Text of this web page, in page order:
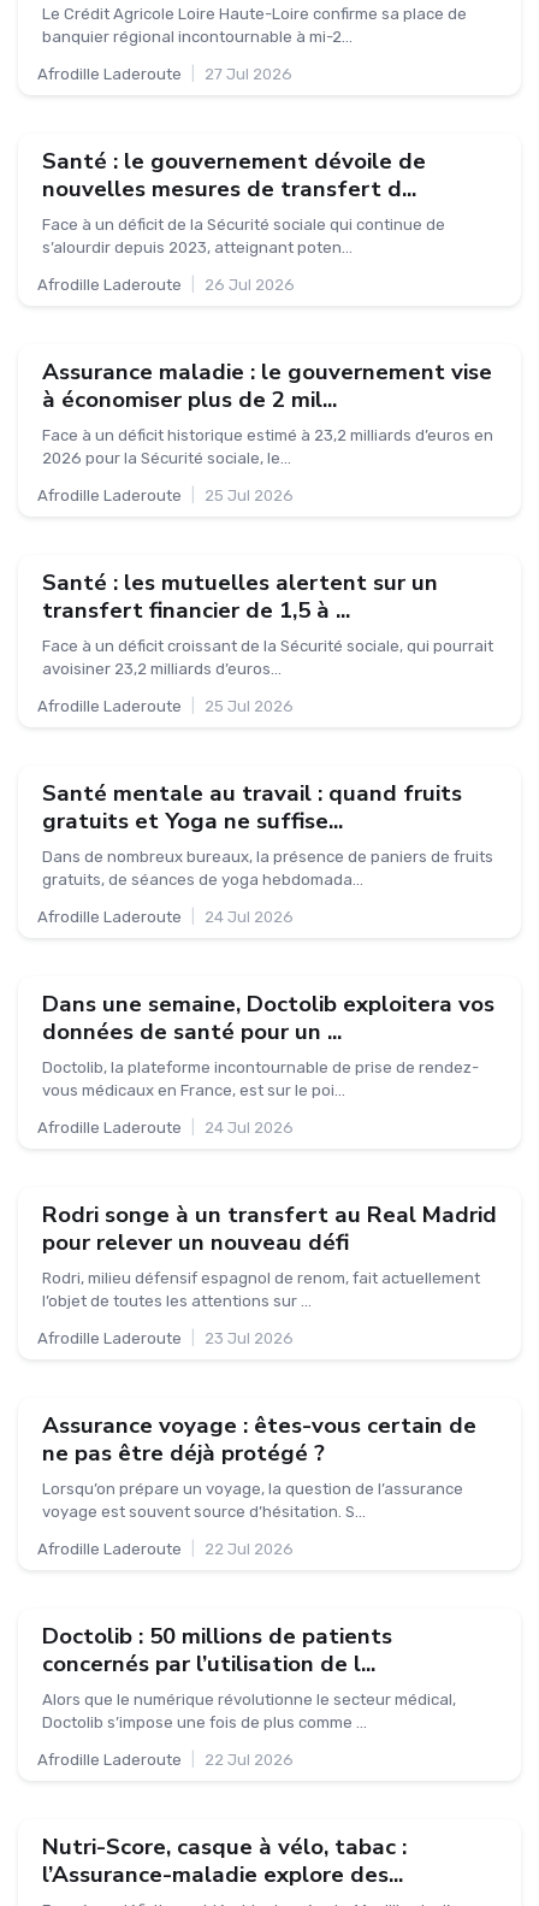
Le Crédit Agricole Loire Haute-Loire confirme sa place de
banquier régional incontournable à mi-2...
Afrodille Laderoute 27 Jul 2026
Santé : le gouvernement dévoile de
nouvelles mesures de transfert d...
Face à un déficit de la Sécurité sociale qui continue de
s’alourdir depuis 2023, atteignant poten...
Afrodille Laderoute 26 Jul 2026
Assurance maladie : le gouvernement vise
à économiser plus de 2 mil...
Face à un déficit historique estimé à 23,2 milliards d’euros en
2026 pour la Sécurité sociale, le...
Afrodille Laderoute 25 Jul 2026
Santé : les mutuelles alertent sur un
transfert financier de 1,5 à ...
Face à un déficit croissant de la Sécurité sociale, qui pourrait
avoisiner 23,2 milliards d’euros...
Afrodille Laderoute 25 Jul 2026
Santé mentale au travail : quand fruits
gratuits et Yoga ne suffise...
Dans de nombreux bureaux, la présence de paniers de fruits
gratuits, de séances de yoga hebdomada...
Afrodille Laderoute 24 Jul 2026
Dans une semaine, Doctolib exploitera vos
données de santé pour un ...
Doctolib, la plateforme incontournable de prise de rendez-
vous médicaux en France, est sur le poi...
Afrodille Laderoute 24 Jul 2026
Rodri songe à un transfert au Real Madrid
pour relever un nouveau défi
Rodri, milieu défensif espagnol de renom, fait actuellement
l’objet de toutes les attentions sur ...
Afrodille Laderoute 23 Jul 2026
Assurance voyage : êtes-vous certain de
ne pas être déjà protégé ?
Lorsqu’on prépare un voyage, la question de l’assurance
voyage est souvent source d’hésitation. S...
Afrodille Laderoute 22 Jul 2026
Doctolib : 50 millions de patients
concernés par l’utilisation de l...
Alors que le numérique révolutionne le secteur médical,
Doctolib s’impose une fois de plus comme ...
Afrodille Laderoute 22 Jul 2026
Nutri-Score, casque à vélo, tabac :
l’Assurance-maladie explore des...